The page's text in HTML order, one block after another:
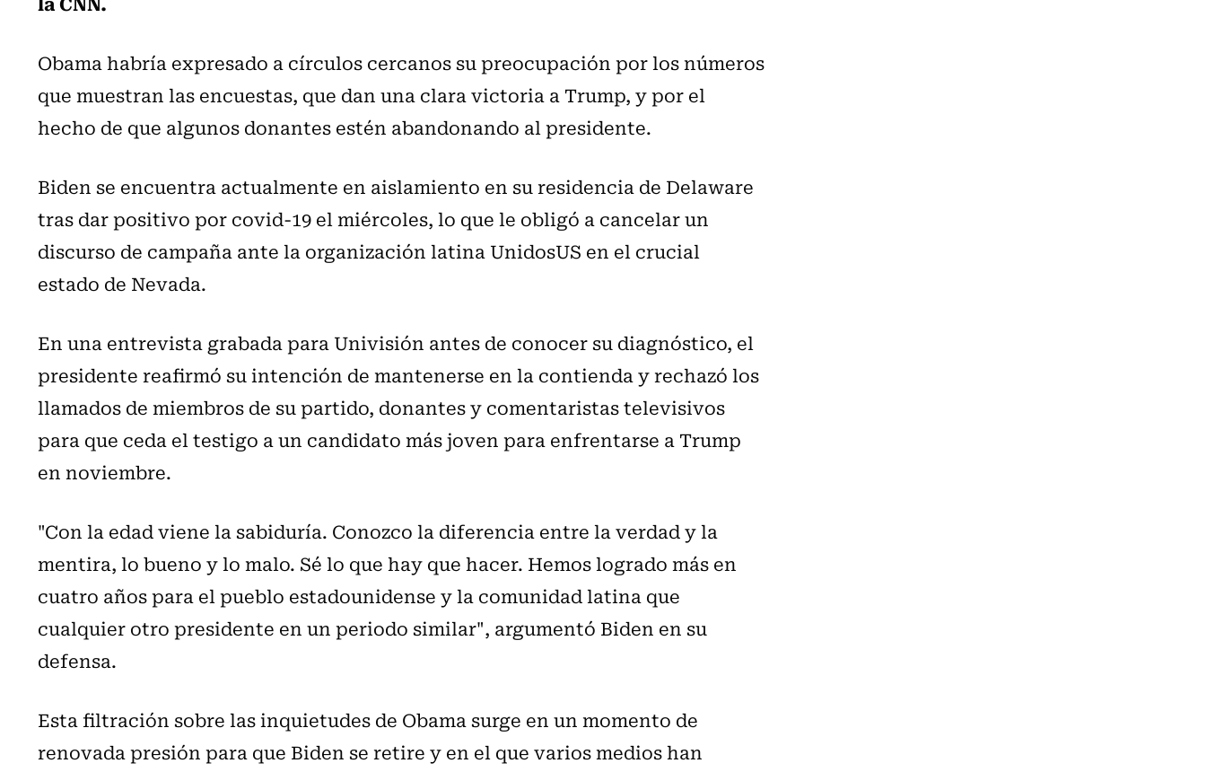
Obama habría expresado a círculos cercanos su preocupación por los números
que muestran las encuestas, que dan una clara victoria a Trump, y por el
hecho de que algunos donantes estén abandonando al presidente.
Biden se encuentra actualmente en aislamiento en su residencia de Delaware
tras dar positivo por covid-19 el miércoles, lo que le obligó a cancelar un
discurso de campaña ante la organización latina UnidosUS en el crucial
estado de Nevada.
En una entrevista grabada para Univisión antes de conocer su diagnóstico, el
presidente reafirmó su intención de mantenerse en la contienda y rechazó los
llamados de miembros de su partido, donantes y comentaristas televisivos
para que ceda el testigo a un candidato más joven para enfrentarse a Trump
en noviembre.
"Con la edad viene la sabiduría. Conozco la diferencia entre la verdad y la
mentira, lo bueno y lo malo. Sé lo que hay que hacer. Hemos logrado más en
cuatro años para el pueblo estadounidense y la comunidad latina que
cualquier otro presidente en un periodo similar", argumentó Biden en su
defensa.
Esta filtración sobre las inquietudes de Obama surge en un momento de
renovada presión para que Biden se retire y en el que varios medios han